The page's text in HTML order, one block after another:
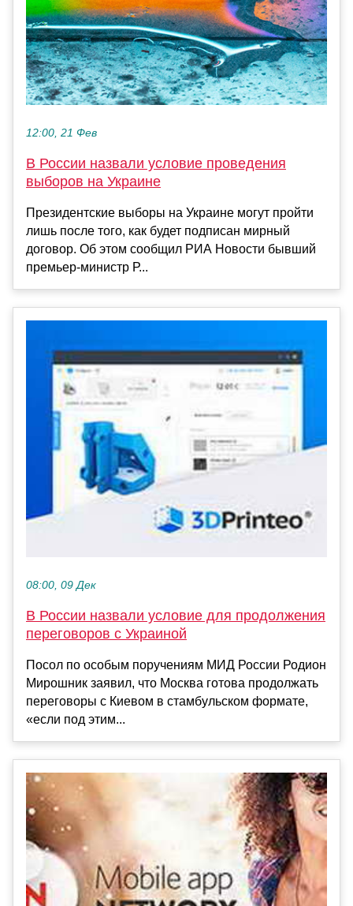
12:00, 21 Фев
В России назвали условие проведения
выборов на Украине
Президентские выборы на Украине могут пройти
лишь после того, как будет подписан мирный
договор. Об этом сообщил РИА Новости бывший
премьер-министр Р...
08:00, 09 Дек
В России назвали условие для продолжения
переговоров с Украиной
Посол по особым поручениям МИД России Родион
Мирошник заявил, что Москва готова продолжать
переговоры с Киевом в стамбульском формате,
«если под этим...